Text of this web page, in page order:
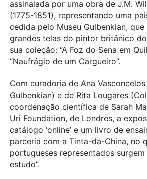
assinalada por uma obra de J.M.
(1775-1851), representando uma
cedida pelo Museu Gulbenkian,
grandes telas do pintor britânico
sua coleção: “A Foz do Sena em
“Naufrágio de um Cargueiro”.
Com curadoria de Ana
Gulbenkian) e de Rita Lougares
coordenação científica de Sarah
Uri Foundation, de Londres, a
catálogo ‘online’ e um livro de
parceria com a Tinta-da-China, no
portugueses representados
estudo”.